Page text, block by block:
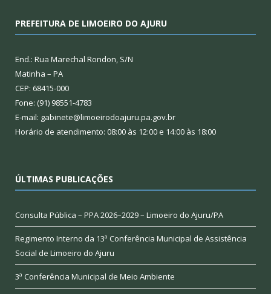
PREFEITURA DE LIMOEIRO DO AJURU
End.: Rua Marechal Rondon, S/N
Matinha – PA
CEP: 68415-000
Fone: (91) 98551-4783
E-mail: gabinete@limoeirodoajuru.pa.gov.br
Horário de atendimento: 08:00 às 12:00 e 14:00 às 18:00
ÚLTIMAS PUBLICAÇÕES
Consulta Pública – PPA 2026–2029 – Limoeiro do Ajuru/PA
Regimento Interno da 13ª Conferência Municipal de Assistência
Social de Limoeiro do Ajuru
3ª Conferência Municipal de Meio Ambiente